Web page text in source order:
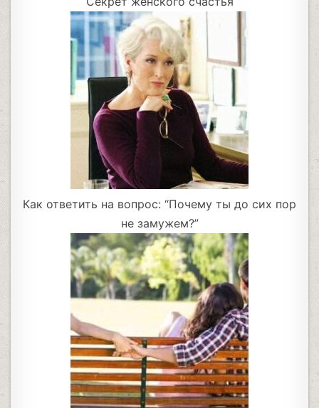
Как ответить на вопрос: “Почему ты до сих пор
не замужем?”